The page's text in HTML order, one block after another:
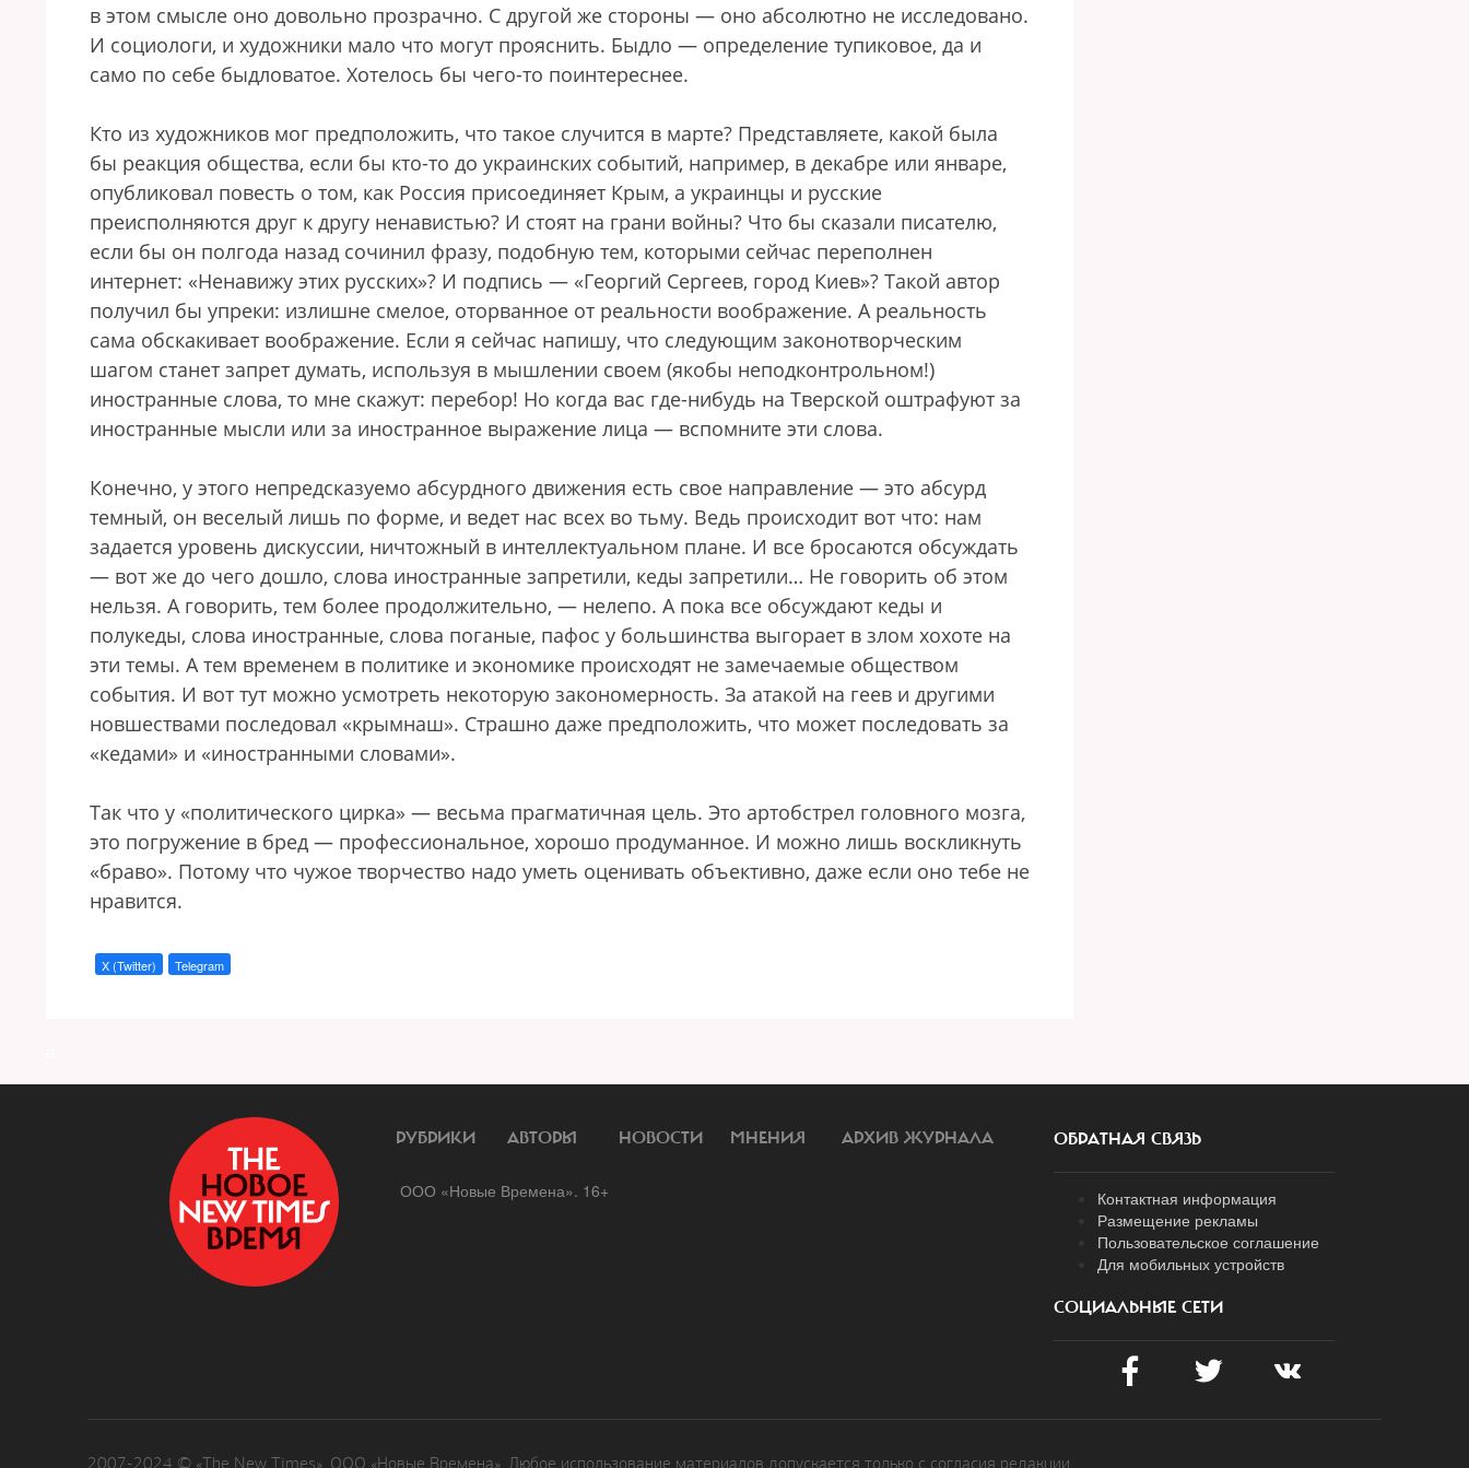
в этом смысле оно довольно прозрачно. С другой же стороны — оно абсолютно не исследовано.
И социологи, и художники мало что могут прояснить. Быдло — определение тупиковое, да и
само по себе быдловатое. Хотелось бы чего-то поинтереснее.
Кто из художников мог предположить, что такое случится в марте? Представляете, какой была
бы реакция общества, если бы кто-то до украинских событий, например, в декабре или январе,
опубликовал повесть о том, как Россия присоединяет Крым, а украинцы и русские
преисполняются друг к другу ненавистью? И стоят на грани войны? Что бы сказали писателю,
если бы он полгода назад сочинил фразу, подобную тем, которыми сейчас переполнен
интернет: «Ненавижу этих русских»? И подпись — «Георгий Сергеев, город Киев»? Такой автор
получил бы упреки: излишне смелое, оторванное от реальности воображение. А реальность
сама обскакивает воображение. Если я сейчас напишу, что следующим законотворческим
шагом станет запрет думать, используя в мышлении своем (якобы неподконтрольном!)
иностранные слова, то мне скажут: перебор! Но когда вас где-нибудь на Тверской оштрафуют за
иностранные мысли или за иностранное выражение лица — вспомните эти слова.
Конечно, у этого непредсказуемо абсурдного движения есть свое направление — это абсурд
темный, он веселый лишь по форме, и ведет нас всех во тьму. Ведь происходит вот что: нам
задается уровень дискуссии, ничтожный в интеллектуальном плане. И все бросаются обсуждать
— вот же до чего дошло, слова иностранные запретили, кеды запретили… Не говорить об этом
нельзя. А говорить, тем более продолжительно, — нелепо. А пока все обсуждают кеды и
полукеды, слова иностранные, слова поганые, пафос у большинства выгорает в злом хохоте на
эти темы. А тем временем в политике и экономике происходят не замечаемые обществом
события. И вот тут можно усмотреть некоторую закономерность. За атакой на геев и другими
новшествами последовал «крымнаш». Страшно даже предположить, что может последовать за
«кедами» и «иностранными словами».
Так что у «политического цирка» — весьма прагматичная цель. Это артобстрел головного мозга,
это погружение в бред — профессиональное, хорошо продуманное. И можно лишь воскликнуть
«браво». Потому что чужое творчество надо уметь оценивать объективно, даже если оно тебе не
нравится.
X (Twitter) Telegram
РУБРИКИ АВТОРЫ НОВОСТИ МНЕНИЯ АРХИВ ЖУРНАЛА
ООО «Новые Времена». 16+
ОБРАТНАЯ СВЯЗЬ
Контактная информация
Размещение рекламы
Пользовательское соглашение
Для мобильных устройств
СОЦИАЛЬНЫЕ СЕТИ
2007-2024 © «The New Times». ООО «Новые Времена». Любое использование материалов допускается только с согласия редакции.